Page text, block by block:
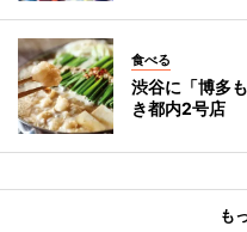
食べる
渋谷に「博多
き都内2号店
も